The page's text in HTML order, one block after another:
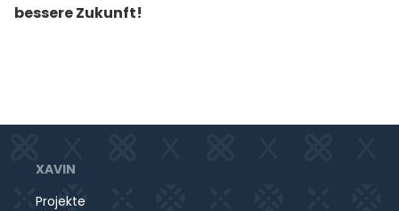
bessere Zukunft!
XAVIN
Projekte